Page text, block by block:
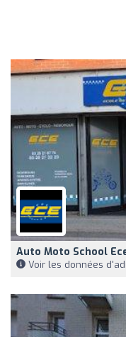
Auto Moto School
Voir les données